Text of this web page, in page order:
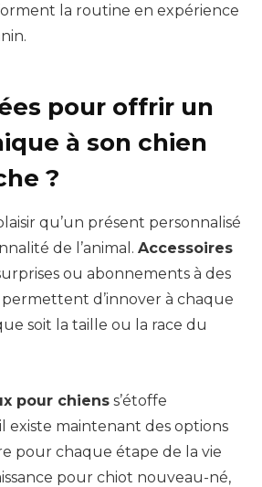
la routine en expérience
pour offrir un
à son chien
?
qu’un présent personnalisé
de l’animal. Accessoires
ou abonnements à des
d’innover à chaque
soit la taille ou la race du
pour chiens s’étoffe
existe maintenant des options
pour chaque étape de la vie
pour chiot nouveau-né,